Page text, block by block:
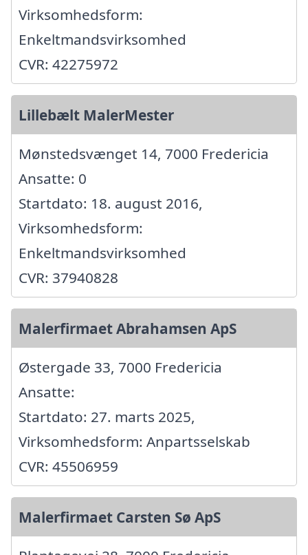
Virksomhedsform:
Enkeltmandsvirksomhed
CVR: 42275972
Lillebælt MalerMester
Mønstedsvænget 14, 7000 Fredericia
Ansatte: 0
Startdato: 18. august 2016,
Virksomhedsform:
Enkeltmandsvirksomhed
CVR: 37940828
Malerfirmaet Abrahamsen ApS
Østergade 33, 7000 Fredericia
Ansatte:
Startdato: 27. marts 2025,
Virksomhedsform: Anpartsselskab
CVR: 45506959
Malerfirmaet Carsten Sø ApS